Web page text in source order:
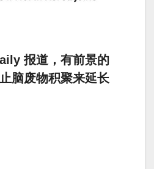
报道，有前景的
脑废物积聚来延长